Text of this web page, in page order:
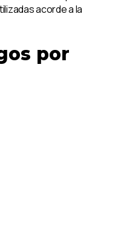
acorde a la
por